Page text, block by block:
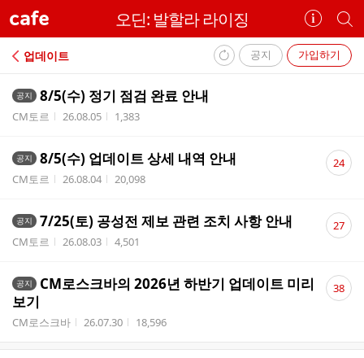
cafe 오딘: 발할라 라이징
카
페
정
보
개
별
카
페
공지 가입하기
업데이트
공지 8/5(수) 정기 점검 완료 안내
작성자
CM토르 작성시간
26.08.05 조회수
1,383
공지 8/5(수) 업데이트 상세 내역 안내
작성자
CM토르 작성시간
26.08.04 조회수
20,098
댓
글24
공지 7/25(토) 공성전 제보 관련 조치 사항 안내
작성자
CM토르 작성시간
26.08.03 조회수
4,501
댓
글27
공지
CM로스크바의 2026년 하반기 업데이트 미리
보기
작성자
CM로스크바 작성시간
26.07.30 조회수
18,596
댓
글38